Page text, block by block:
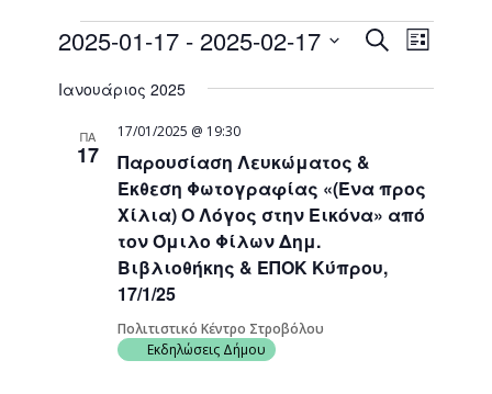
Events
SearchEvent
Views
List
2025-01-17 - 2025-02-17
date.
Ιανουάριος 2025
ΠΑ
17
Παρουσίαση Λευκώματος &
Έκθεση Φωτογραφίας «(Ένα προς
Χίλια) Ο Λόγος στην Εικόνα» από
τον Όμιλο Φίλων Δημ.
Βιβλιοθήκης & ΕΠΟΚ Κύπρου,
17/1/25
17/01/2025 @ 19:30
Πολιτιστικό Κέντρο Στροβόλου
Εκδηλώσεις Δήμου